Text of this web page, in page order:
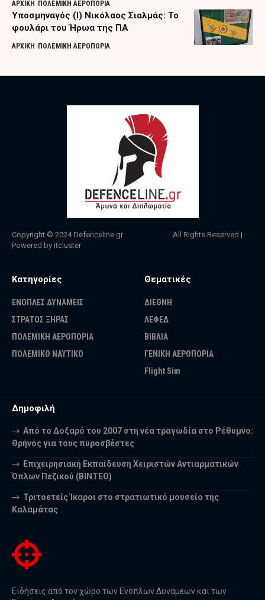
ΑΡΧΙΚΗ ΠΟΛΕΜΙΚΗ ΑΕΡΟΠΟΡΙΑ
Υποσμηναγός (Ι) Νικόλαος Σιαλμάς: Το
φουλάρι του Ήρωα της ΠΑ
ΑΡΧΙΚΗ ΠΟΛΕΜΙΚΗ ΑΕΡΟΠΟΡΙΑ
Copyright © 2024 Defenceline.gr All Rights Reserved |
Powered by itcluster
Κατηγορίες
ΕΝΟΠΛΕΣ ΔΥΝΑΜΕΙΣ
ΣΤΡΑΤΟΣ ΞΗΡΑΣ
ΠΟΛΕΜΙΚΗ ΑΕΡΟΠΟΡΙΑ
ΠΟΛΕΜΙΚΟ ΝΑΥΤΙΚΟ
Θεματικές
ΔΙΕΘΝΗ
ΛΕΦΕΔ
ΒΙΒΛΙΑ
ΓΕΝΙΚΗ ΑΕΡΟΠΟΡΙΑ
Flight Sim
Δημοφιλή
Από το Δοξαρό του 2007 στη νέα τραγωδία στο Ρέθυμνο:
Θρήνος για τους πυροσβέστες
Επιχειρησιακή Εκπαίδευση Χειριστών Αντιαρματικών
Όπλων Πεζικού (ΒΙΝΤΕΟ)
Τριτοετείς Ίκαροι στο στρατιωτικό μουσείο της
Καλαμάτας
Ειδήσεις από τον χώρο των Ενόπλων Δυνάμεων και των